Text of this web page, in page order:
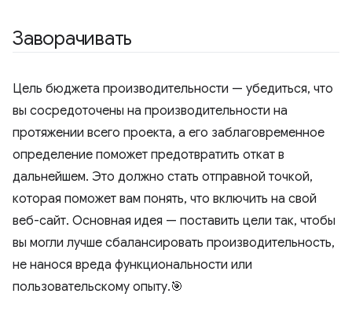
Заворачивать
Цель бюджета производительности — убедиться, что
вы сосредоточены на производительности на
протяжении всего проекта, а его заблаговременное
определение поможет предотвратить откат в
дальнейшем. Это должно стать отправной точкой,
которая поможет вам понять, что включить на свой
веб-сайт. Основная идея — поставить цели так, чтобы
вы могли лучше сбалансировать производительность,
не нанося вреда функциональности или
пользовательскому опыту.🎯